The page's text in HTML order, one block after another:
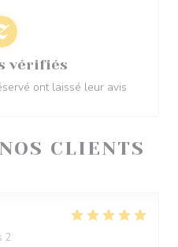
CLIENTS
2
vérifiés
ont laissé leur avis